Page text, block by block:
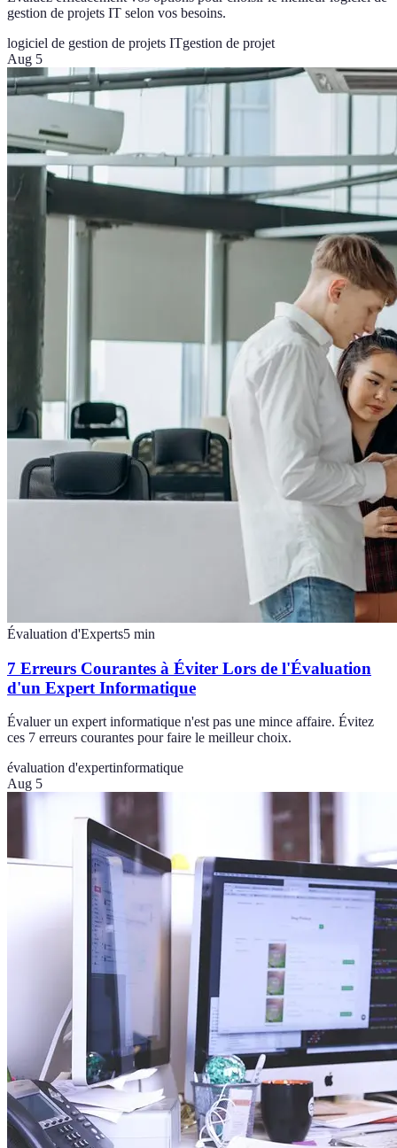
gestion de projets IT selon vos besoins.
logiciel de gestion de projets ITgestion de projet
Aug 5
Évaluation d'Experts5 min
7 Erreurs Courantes à Éviter Lors de l'Évaluation
d'un Expert Informatique
Évaluer un expert informatique n'est pas une mince affaire. Évitez
ces 7 erreurs courantes pour faire le meilleur choix.
évaluation d'expertinformatique
Aug 5